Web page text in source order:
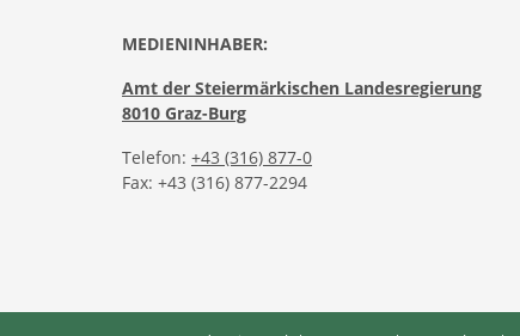
MEDIENINHABER:
Amt der Steiermärkischen Landesregierung
8010 Graz-Burg
Telefon: +43 (316) 877-0
Fax: +43 (316) 877-2294